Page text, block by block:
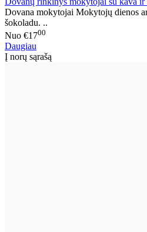
Dovana mokytojai Mokytojų dienos
šokoladu. ..
Nuo €1700
Daugiau
Į norų sąrašą